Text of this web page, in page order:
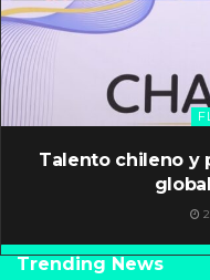
Talento chileno y
Trending News